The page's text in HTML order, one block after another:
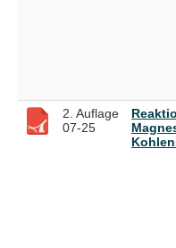
2. Auflage
07-25